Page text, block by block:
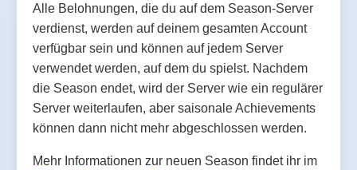
Alle Belohnungen, die du auf dem Season-Server
verdienst, werden auf deinem gesamten Account
verfügbar sein und können auf jedem Server
verwendet werden, auf dem du spielst. Nachdem
die Season endet, wird der Server wie ein regulärer
Server weiterlaufen, aber saisonale Achievements
können dann nicht mehr abgeschlossen werden.
Mehr Informationen zur neuen Season findet ihr im